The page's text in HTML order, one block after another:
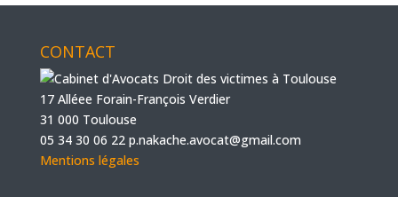
CONTACT
17 Alléee Forain-François Verdier
31 000 Toulouse
05 34 30 06 22 p.nakache.avocat@gmail.com
Mentions légales